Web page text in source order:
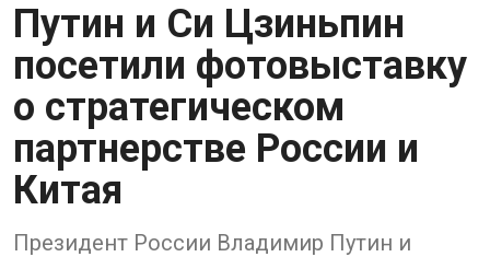
Путин и Си Цзиньпин
посетили фотовыставку
о стратегическом
партнерстве России и
Китая
Президент России Владимир Путин и